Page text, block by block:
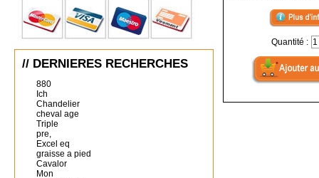
// DERNIERES RECHERCHES
880
Ich
Chandelier
cheval age
Triple
pre,
Excel eq
graisse a pied
Cavalor
Mon
Quantité :